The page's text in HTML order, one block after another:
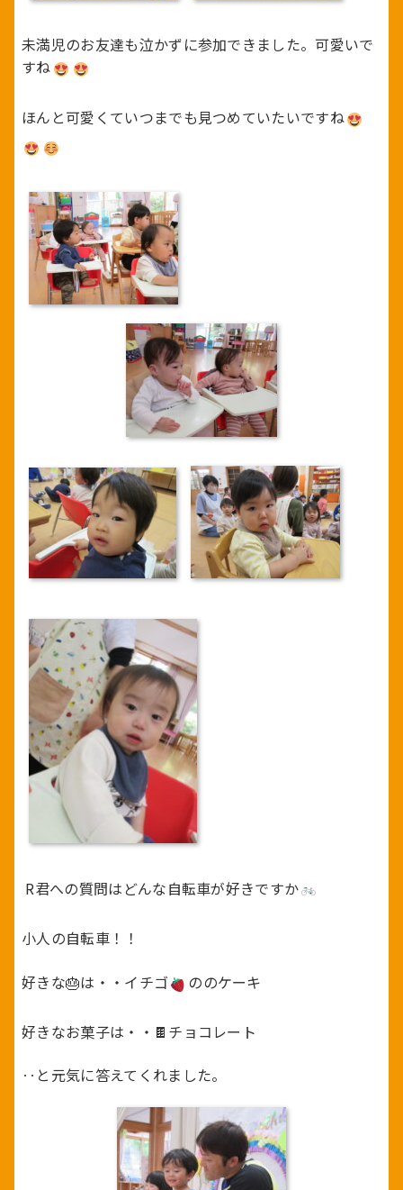
未満児のお友達も泣かずに参加できました。可愛いで
すね
ほんと可愛くていつまでも見つめていたいですね
R君への質問はどんな自転車が好きですか
小人の自転車！！
好きな🎂は・・イチゴ ののケーキ
好きなお菓子は・・🍫チョコレート
‥と元気に答えてくれました。